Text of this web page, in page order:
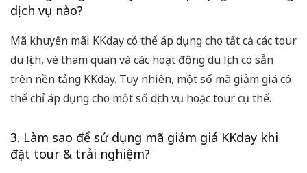
dịch vụ nào?
Mã khuyến mãi KKday có thể áp dụng cho tất cả các tour
du lịch, vé tham quan và các hoạt động du lịch có sẵn
trên nền tảng KKday. Tuy nhiên, một số mã giảm giá có
thể chỉ áp dụng cho một số dịch vụ hoặc tour cụ thể.
3. Làm sao để sử dụng mã giảm giá KKday khi
đặt tour & trải nghiệm?